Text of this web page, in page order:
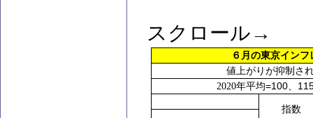
スクロール→
６月の東京イン
値上がりが抑制さ
2020年平均=100、
指数